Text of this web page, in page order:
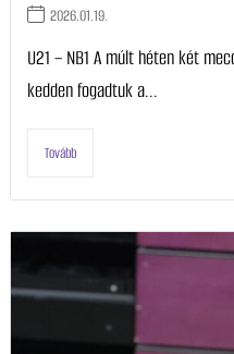
2026.01.19.
U21 – NB1 A múlt héten két
kedden fogadtuk a...
Tovább